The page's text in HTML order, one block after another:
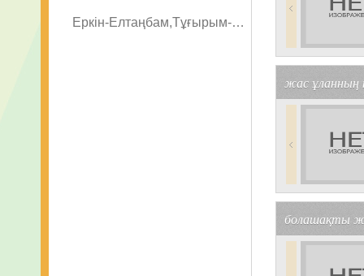
Еркін-Елтаңбам,Тұғырым-көк Туым
жас ұланның
болашақты